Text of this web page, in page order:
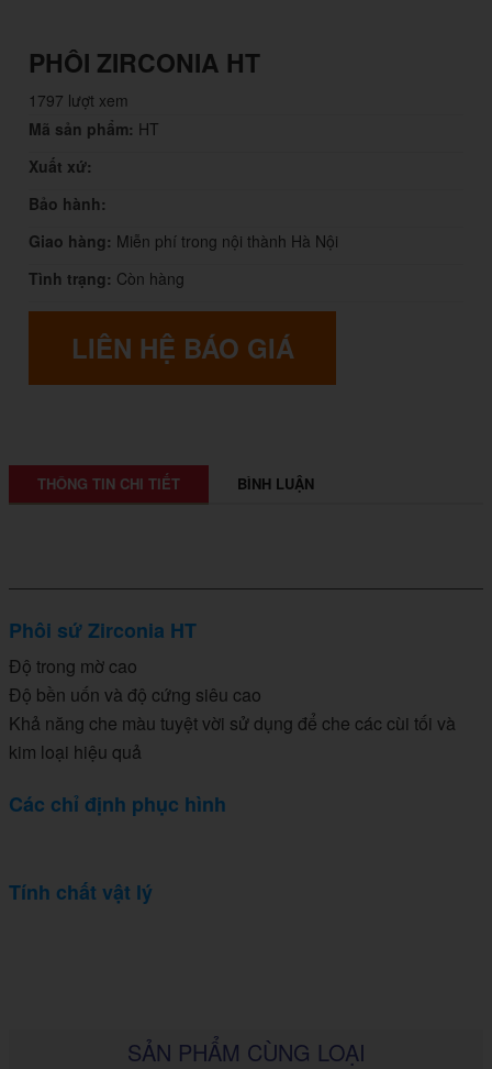
n
PHÔI ZIRCONIA HT
1797 lượt xem
Mã sản phẩm: HT
Xuất xứ:
Bảo hành:
Giao hàng: Miễn phí trong nội thành Hà Nội
Tình trạng: Còn hàng
LIÊN HỆ BÁO GIÁ
THÔNG TIN CHI TIẾT BÌNH LUẬN
Phôi sứ Zirconia HT
Độ trong mờ cao
Độ bền uốn và độ cứng siêu cao
Khả năng che màu tuyệt vời sử dụng để che các cùi tối và
kim loại hiệu quả
Các chỉ định phục hình
Tính chất vật lý
SẢN PHẨM CÙNG LOẠI